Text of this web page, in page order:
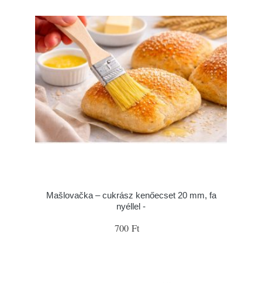
Mašlovačka – cukrász kenőecset 20 mm, fa
nyéllel -
700 Ft